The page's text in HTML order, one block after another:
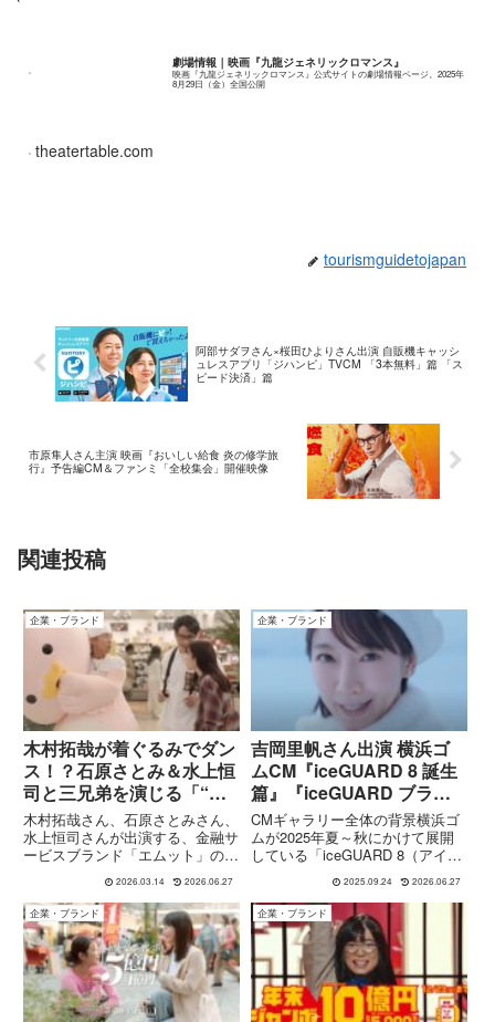
劇場情報｜映画『九龍ジェネリックロマンス』
映画『九龍ジェネリックロマンス』公式サイトの劇場情報ページ。2025年
8月29日（金）全国公開
theatertable.com
tourismguidetojapan
阿部サダヲさん×桜田ひよりさん出演 自販機キャッシ
ュレスアプリ「ジハンピ」TVCM 「3本無料」篇 「ス
ピード決済」篇
市原隼人さん主演 映画『おいしい給食 炎の修学旅
行』予告編CM＆ファンミ「全校集会」開催映像
関連投稿
企業・ブランド
木村拓哉が着ぐるみでダン
ス！？石原さとみ＆水上恒
司と三兄弟を演じる「“エ
ン”のある家族」三菱UFJ
ニコスCM「兄、バイトを
はじめる」篇
木村拓哉さん、石原さとみさん、
水上恒司さんが出演する、金融サ
ービスブランド「エムット」の
TVCMシリーズ「“エン”のある家
族」三兄弟の日常を描いたストー
リー仕立てのCMで、家族の温か
な関係性とお金との付き合い方を
親しみやすく伝える内容となっ...
2026.03.14 2026.06.27
企業・ブランド
吉岡里帆さん出演 横浜ゴ
ムCM『iceGUARD 8 誕生
篇』『iceGUARD ブラン
ド篇』
CMギャラリー全体の背景横浜ゴ
ムが2025年夏～秋にかけて展開
している「iceGUARD 8（アイス
iceGUARD iG80）」のCM、
「iceGUARD 8 誕生篇」と
「iceGUARD ブランド篇」につ
いて、公...
2025.09.24 2026.06.27
企業・ブランド 企業・ブランド